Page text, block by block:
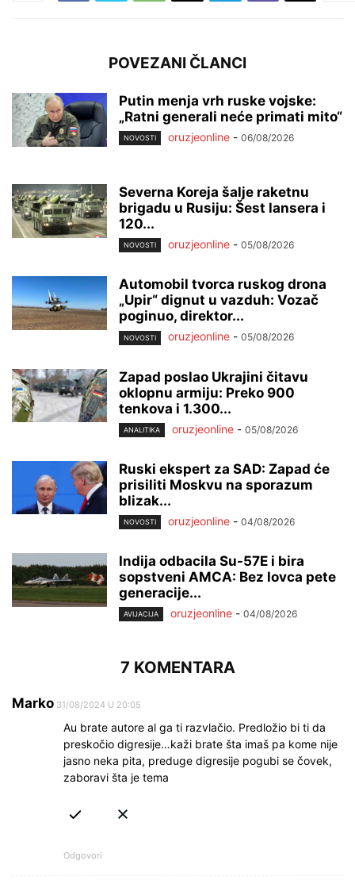
POVEZANI ČLANCI
Putin menja vrh ruske vojske:
„Ratni generali neće primati mito“
NOVOSTI oruzjeonline - 06/08/2026
Severna Koreja šalje raketnu
brigadu u Rusiju: Šest lansera i
120...
NOVOSTI oruzjeonline - 05/08/2026
Automobil tvorca ruskog drona
„Upir“ dignut u vazduh: Vozač
poginuo, direktor...
NOVOSTI oruzjeonline - 05/08/2026
Zapad poslao Ukrajini čitavu
oklopnu armiju: Preko 900
tenkova i 1.300...
ANALITIKA oruzjeonline - 05/08/2026
Ruski ekspert za SAD: Zapad će
prisiliti Moskvu na sporazum
blizak...
NOVOSTI oruzjeonline - 04/08/2026
Indija odbacila Su-57E i bira
sopstveni AMCA: Bez lovca pete
generacije...
AVIJACIJA oruzjeonline - 04/08/2026
7 KOMENTARA
Marko 31/08/2024 U 20:05
Au brate autore al ga ti razvlačio. Predložio bi ti da
preskočio digresije…kaži brate šta imaš pa kome nije
jasno neka pita, preduge digresije pogubi se čovek,
zaboravi šta je tema
Odgovori